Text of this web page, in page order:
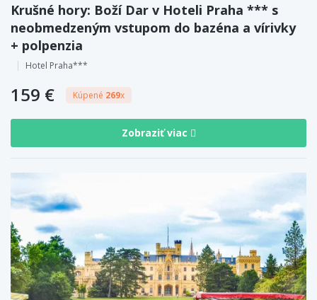
Krušné hory: Boží Dar v Hoteli Praha *** s
neobmedzeným vstupom do bazéna a vírivky
+ polpenzia
Hotel Praha***
159 € Kúpené 269x
Zobraziť viac